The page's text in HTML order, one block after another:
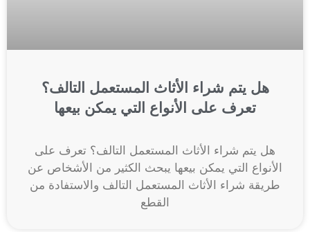
هل يتم شراء الأثاث المستعمل التالف؟
تعرف على الأنواع التي يمكن بيعها
هل يتم شراء الأثاث المستعمل التالف؟ تعرف على
الأنواع التي يمكن بيعها يبحث الكثير من الأشخاص عن
طريقة شراء الأثاث المستعمل التالف والاستفادة من
القطع